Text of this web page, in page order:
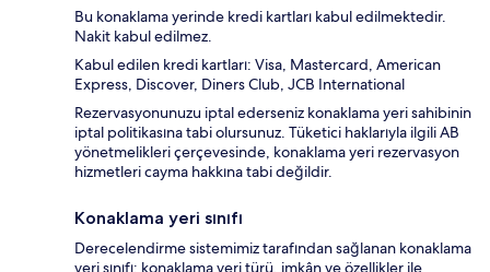
Bu konaklama yerinde kredi kartları kabul edilmektedir.
Nakit kabul edilmez.
Kabul edilen kredi kartları: Visa, Mastercard, American
Express, Discover, Diners Club, JCB International
Rezervasyonunuzu iptal ederseniz konaklama yeri sahibinin
iptal politikasına tabi olursunuz. Tüketici haklarıyla ilgili AB
yönetmelikleri çerçevesinde, konaklama yeri rezervasyon
hizmetleri cayma hakkına tabi değildir.
Konaklama yeri sınıfı
Derecelendirme sistemimiz tarafından sağlanan konaklama
yeri sınıfı; konaklama yeri türü, imkân ve özellikler ile